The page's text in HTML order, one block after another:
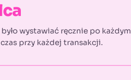
wystawiać ręcznie po każdym
przy każdej transakcji.